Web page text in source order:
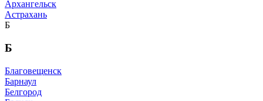
Архангельск
Астрахань
Б
Б
Благовещенск
Барнаул
Белгород